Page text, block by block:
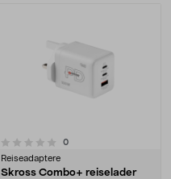
0anmeldelser
Reiseadaptere
Skross Combo+ reiselader